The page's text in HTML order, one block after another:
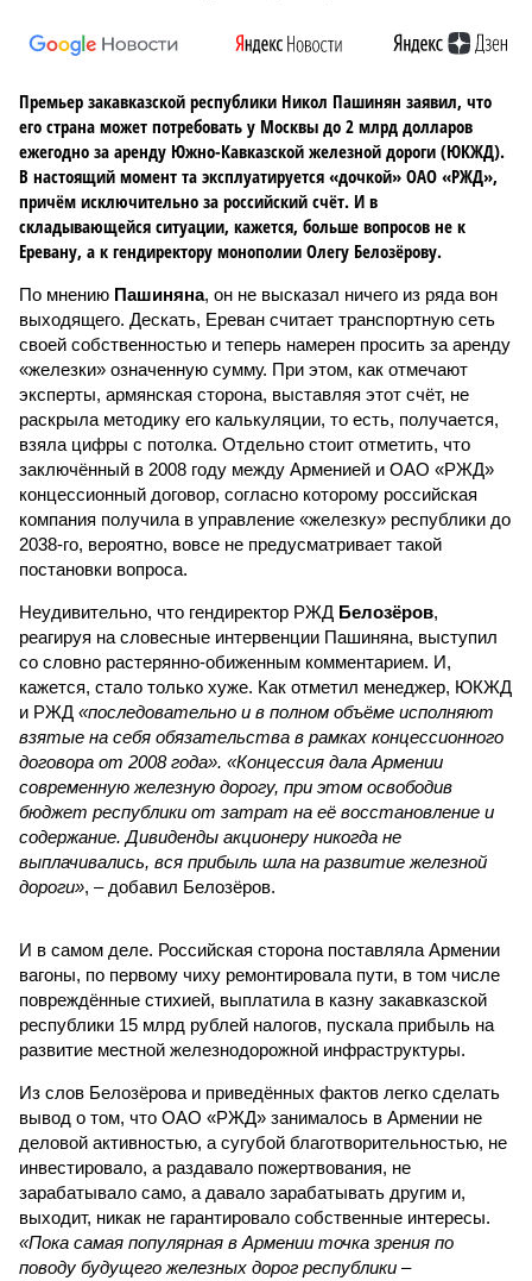
Премьер закавказской республики Никол Пашинян заявил, что
его страна может потребовать у Москвы до 2 млрд долларов
ежегодно за аренду Южно-Кавказской железной дороги (ЮКЖД).
В настоящий момент та эксплуатируется «дочкой» ОАО «РЖД»,
причём исключительно за российский счёт. И в
складывающейся ситуации, кажется, больше вопросов не к
Еревану, а к гендиректору монополии Олегу Белозёрову.
По мнению Пашиняна, он не высказал ничего из ряда вон
выходящего. Дескать, Ереван считает транспортную сеть
своей собственностью и теперь намерен просить за аренду
«железки» означенную сумму. При этом, как отмечают
эксперты, армянская сторона, выставляя этот счёт, не
раскрыла методику его калькуляции, то есть, получается,
взяла цифры с потолка. Отдельно стоит отметить, что
заключённый в 2008 году между Арменией и ОАО «РЖД»
концессионный договор, согласно которому российская
компания получила в управление «железку» республики до
2038-го, вероятно, вовсе не предусматривает такой
постановки вопроса.
Неудивительно, что гендиректор РЖД Белозёров,
реагируя на словесные интервенции Пашиняна, выступил
со словно растерянно-обиженным комментарием. И,
кажется, стало только хуже. Как отметил менеджер, ЮКЖД
и РЖД «последовательно и в полном объёме исполняют
взятые на себя обязательства в рамках концессионного
договора от 2008 года». «Концессия дала Армении
современную железную дорогу, при этом освободив
бюджет республики от затрат на её восстановление и
содержание. Дивиденды акционеру никогда не
выплачивались, вся прибыль шла на развитие железной
дороги», – добавил Белозёров.
И в самом деле. Российская сторона поставляла Армении
вагоны, по первому чиху ремонтировала пути, в том числе
повреждённые стихией, выплатила в казну закавказской
республики 15 млрд рублей налогов, пускала прибыль на
развитие местной железнодорожной инфраструктуры.
Из слов Белозёрова и приведённых фактов легко сделать
вывод о том, что ОАО «РЖД» занималось в Армении не
деловой активностью, а сугубой благотворительностью, не
инвестировало, а раздавало пожертвования, не
зарабатывало само, а давало зарабатывать другим и,
выходит, никак не гарантировало собственные интересы.
«Пока самая популярная в Армении точка зрения по
поводу будущего железных дорог рес­публики –